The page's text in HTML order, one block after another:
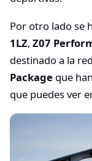
Por otro lado se
1LZ, Z07
destinado a la
Package que
que puedes ver